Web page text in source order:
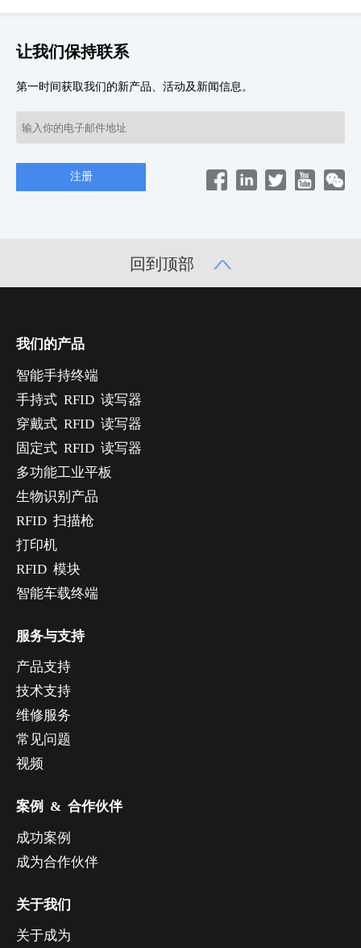
让我们保持联系
第一时间获取我们的新产品、活动及新闻信息。
回到顶部
我们的产品
智能手持终端
手持式 RFID 读写器
穿戴式 RFID 读写器
固定式 RFID 读写器
多功能工业平板
生物识别产品
RFID 扫描枪
打印机
RFID 模块
智能车载终端
服务与支持
产品支持
技术支持
维修服务
常见问题
视频
案例 & 合作伙伴
成功案例
成为合作伙伴
关于我们
关于成为